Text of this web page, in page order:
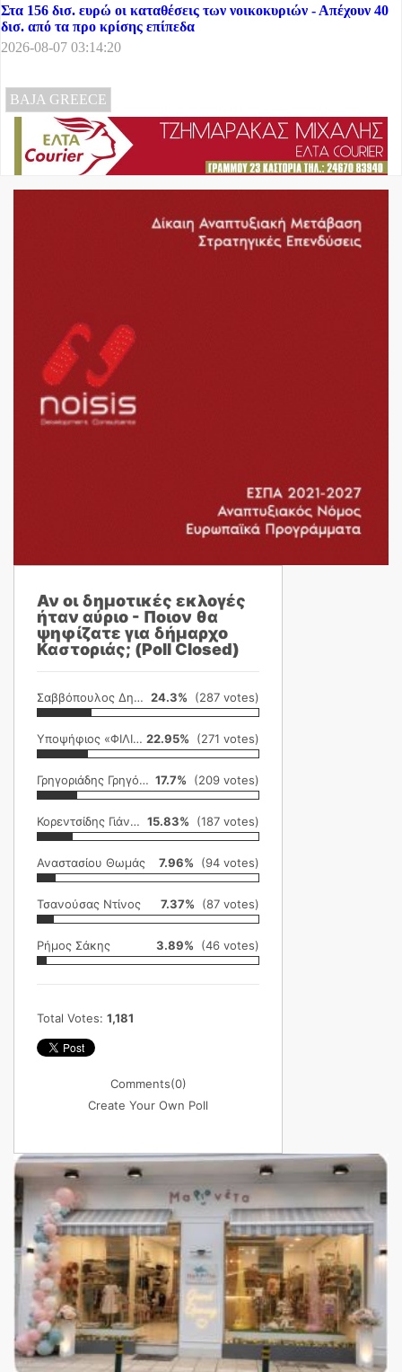
Στα 156 δισ. ευρώ οι καταθέσεις των νοικοκυριών - Απέχουν 40
δισ. από τα προ κρίσης επίπεδα
2026-08-07 03:14:20
BAJA GREECE
Αν οι δημοτικές εκλογές
ήταν αύριο - Ποιον θα
ψηφίζατε για δήμαρχο
Καστοριάς; (Poll Closed)
Σαββόπουλος Δημήτρης 24.3% (287 votes)
Υποψήφιος «ΦΙΛΙΚΗ ΕΤΑΙΡΕΙΑ» 22.95% (271 votes)
Γρηγοριάδης Γρηγόρης 17.7% (209 votes)
Κορεντσίδης Γιάννης 15.83% (187 votes)
Αναστασίου Θωμάς 7.96% (94 votes)
Τσανούσας Ντίνος 7.37% (87 votes)
Ρήμος Σάκης 3.89% (46 votes)
Total Votes: 1,181
Comments(0)
Create Your Own Poll